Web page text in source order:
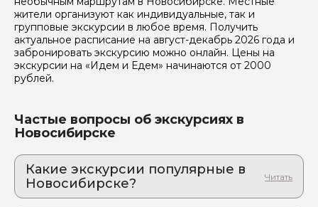
жители организуют как индивидуальные, так и
групповые экскурсии в любое время. Получить
актуальное расписание на август-декабрь 2026 года и
забронировать экскурсию можно онлайн. Цены на
экскурсии на «Идем и Едем» начинаются от 2000
рублей.
Частые вопросы об экскурсиях в
Новосибирске
Какие экскурсии популярные в
Новосибирске?